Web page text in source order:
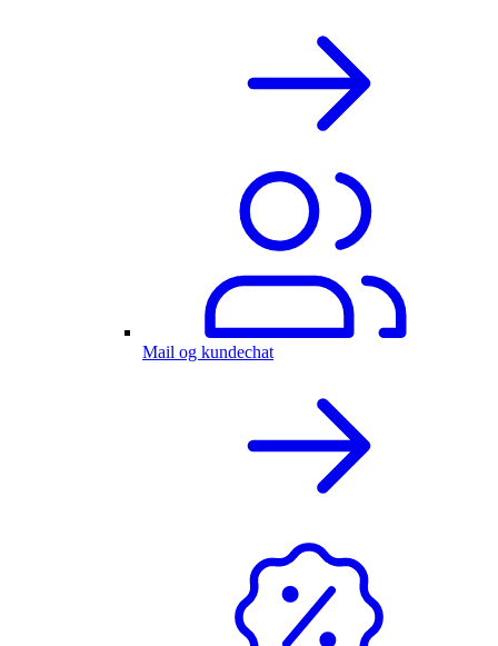
Mail og kundechat